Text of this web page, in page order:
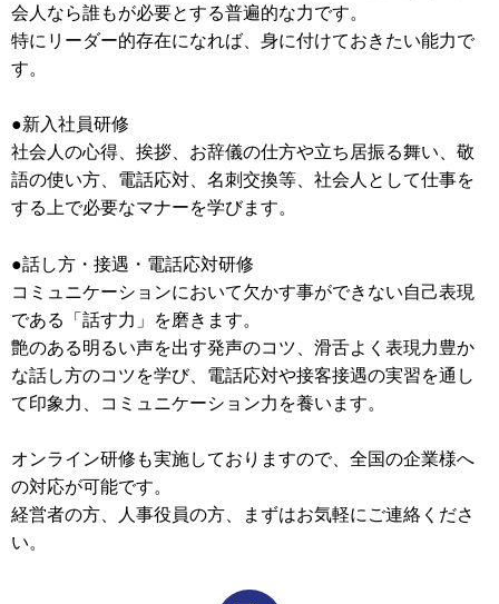
会人なら誰もが必要とする普遍的な力です。
特にリーダー的存在になれば、身に付けておきたい能力で
す。
●新入社員研修
社会人の心得、挨拶、お辞儀の仕方や立ち居振る舞い、敬
語の使い方、電話応対、名刺交換等、社会人として仕事を
する上で必要なマナーを学びます。
●話し方・接遇・電話応対研修
コミュニケーションにおいて欠かす事ができない自己表現
である「話す力」を磨きます。
艶のある明るい声を出す発声のコツ、滑舌よく表現力豊か
な話し方のコツを学び、電話応対や接客接遇の実習を通し
て印象力、コミュニケーション力を養います。
オンライン研修も実施しておりますので、全国の企業様へ
の対応が可能です。
経営者の方、人事役員の方、まずはお気軽にご連絡くださ
い。